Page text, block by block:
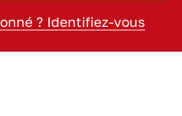
? Identifiez-vous